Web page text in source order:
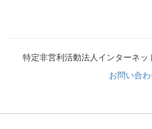
特定非営利活動法人インターネッ
お問い合